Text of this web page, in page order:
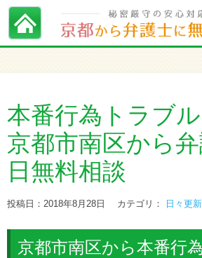
本番行為トラブル
京都市南区から
日無料相談
投稿日：2018年8月28日 カテゴリ： 日々更
京都市南区から本番行